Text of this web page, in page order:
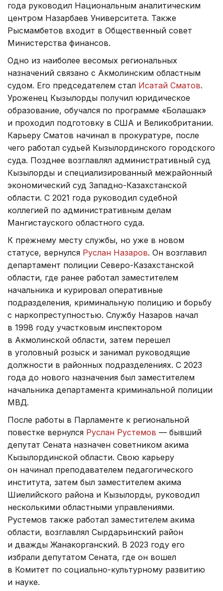
года руководил Национальным аналитическим
центром Назарбаев Университета. Также
Рысмамбетов входит в Общественный совет
Министерства финансов.
Одно из наиболее весомых региональных
назначений связано с Акмолинским областным
судом. Его председателем стал Исатай Сматов.
Уроженец Кызылорды получил юридическое
образование, обучался по программе «Болашак»
и проходил подготовку в США и Великобритании.
Карьеру Сматов начинал в прокуратуре, после
чего работал судьей Кызылординского городского
суда. Позднее возглавлял административный суд
Кызылорды и специализированный межрайонный
экономический суд Западно-Казахстанской
области. С 2021 года руководил судебной
коллегией по административным делам
Мангистауского областного суда.
К прежнему месту службы, но уже в новом
статусе, вернулся Руслан Назаров. Он возглавил
департамент полиции Северо-Казахстанской
области, где ранее работал заместителем
начальника и курировал оперативные
подразделения, криминальную полицию и борьбу
с наркопреступностью. Службу Назаров начал
в 1998 году участковым инспектором
в Акмолинской области, затем перешел
в уголовный розыск и занимал руководящие
должности в районных подразделениях. С 2023
года до нового назначения был заместителем
начальника департамента криминальной полиции
МВД.
После работы в Парламенте к региональной
повестке вернулся Руслан Рустемов — бывший
депутат Сената назначен советником акима
Кызылординской области. Свою карьеру
он начинал преподавателем педагогического
института, затем был заместителем акима
Шиелийского района и Кызылорды, руководил
несколькими областными управлениями.
Рустемов также работал заместителем акима
области, возглавлял Сырдарьинский район
и дважды Жанакорганский. В 2023 году его
избрали депутатом Сената, где он вошел
в Комитет по социально-культурному развитию
и науке.